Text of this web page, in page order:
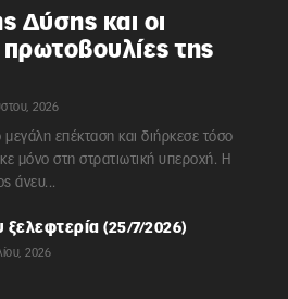
Δύσης και οι
της
2026
μεγάλη επέκταση και διήρκεσε τόσο
μόνο στη στρατιωτική υπεροχή. Η
άνευ...
ξελεφτερία (25/7/2026)
2026